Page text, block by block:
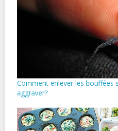
Comment enlever les bouffées
aggraver?